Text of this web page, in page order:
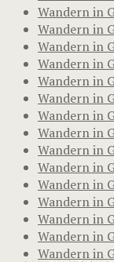
Wandern in
Wandern in
Wandern in
Wandern in
Wandern in
Wandern in
Wandern in
Wandern in
Wandern in
Wandern in
Wandern in
Wandern in
Wandern in
Wandern in
Wandern in